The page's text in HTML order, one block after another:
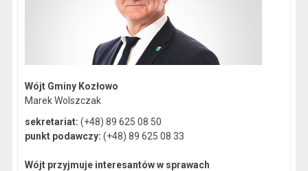
Wójt Gminy Kozłowo
Marek Wolszczak
sekretariat: (+48) 89 625 08 50
punkt podawczy: (+48) 89 625 08 33
Wójt przyjmuje interesantów w sprawach